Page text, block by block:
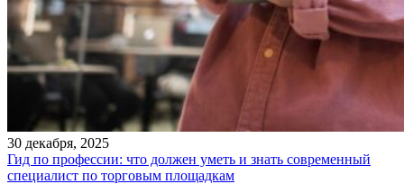
30 декабря, 2025
Гид по профессии: что должен уметь и знать современный
специалист по торговым площадкам